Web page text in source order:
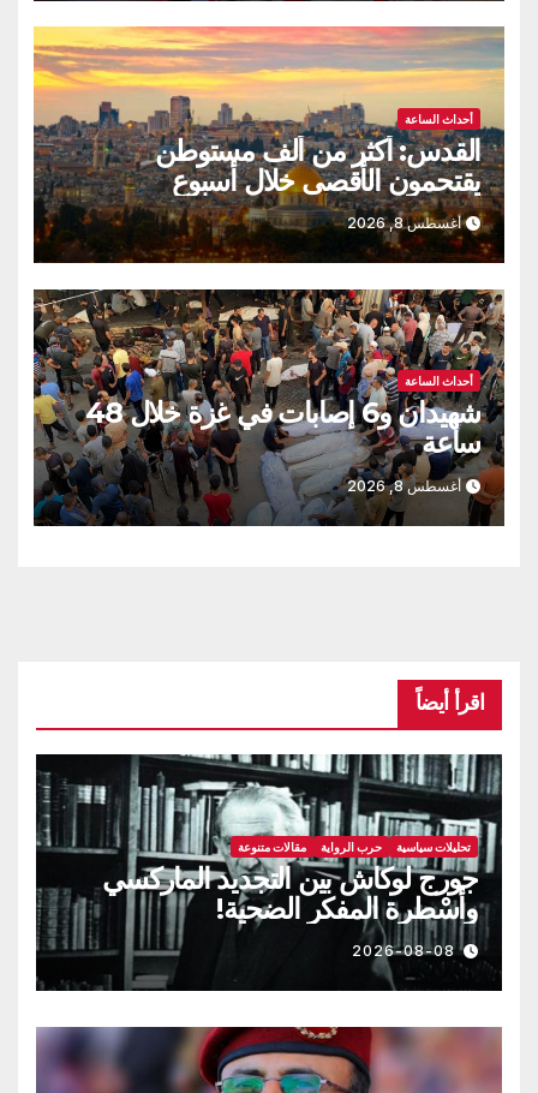
أحداث الساعة
القدس: أكثر من ألف مستوطن
يقتحمون الأقصى خلال أسبوع
أغسطس 8, 2026
أحداث الساعة
شهيدان و6 إصابات في غزة خلال 48
ساعة
أغسطس 8, 2026
اقرأ أيضاً
تحليلات سياسية حرب الرواية مقالات متنوعة
جورج لوكاش بين التجديد الماركسي
وأسْطرة المفكر الضحية!
2026-08-08